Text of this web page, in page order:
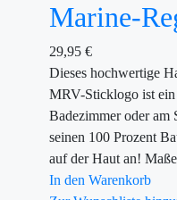
Marine-
29,95 €
Dieses hochwertige
MRV-Sticklogo ist
Badezimmer oder am
seinen 100 Prozent
auf der Haut an!
In den Warenkorb